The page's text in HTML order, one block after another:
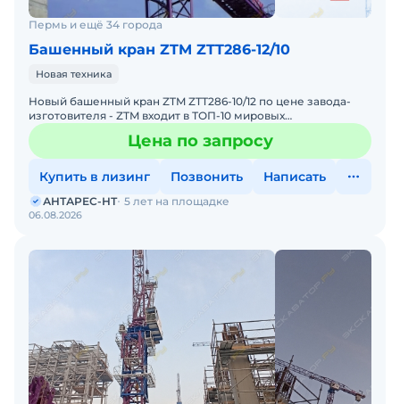
Пермь и ещё 34 города
Башенный кран ZTM ZTT286-12/10
Новая техника
Новый башенный кран ZTM ZTT286-10/12 по цене завода-
изготовителя - ZTM входит в ТОП-10 мировых
производителей башенных кранов. Возможно
специальное исполнение -Цена по запросу
Купить в лизинг Позвонить Написать
06.08.2026
АНТАРЕС-НТ 5 лет на площадке